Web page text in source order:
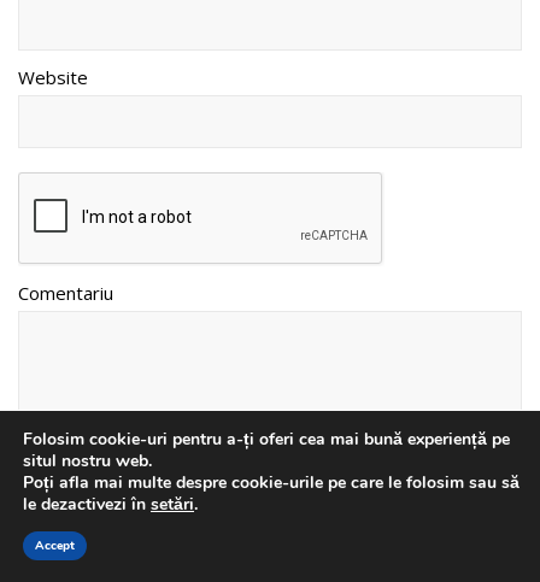
Website
Comentariu
Folosim cookie-uri pentru a-ți oferi cea mai bună experiență pe
situl nostru web.
Poți afla mai multe despre cookie-urile pe care le folosim sau să
le dezactivezi în setări.
Accept